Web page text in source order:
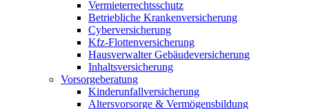
Vermieterrechtsschutz
Betriebliche Krankenversicherung
Cyberversicherung
Kfz-Flottenversicherung
Hausverwalter Gebäudeversicherung
Inhaltsversicherung
Vorsorgeberatung
Kinderunfallversicherung
Altersvorsorge & Vermögensbildung